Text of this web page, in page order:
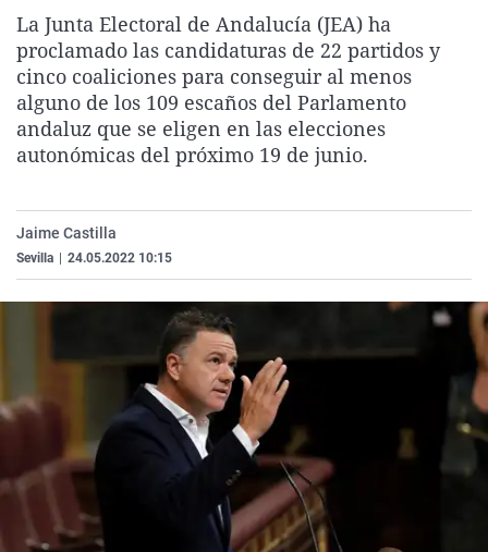
La rosa de los vientos
Gente viajera
Como el perro y el
Caso
Retornados
Equipo de
Operación Viuda
Extremadura
Galicia
La Rioja
Navarra
País Vasco
Virales
Televisión
Elecciones
La Junta Electoral de Andalucía (JEA) ha
proclamado las candidaturas de 22 partidos y
cinco coaliciones para conseguir al menos
alguno de los 109 escaños del Parlamento
andaluz que se eligen en las elecciones
autonómicas del próximo 19 de junio.
Jaime Castilla
Sevilla 24.05.2022 10:15